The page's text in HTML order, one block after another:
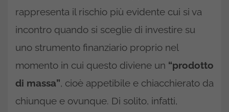
rappresenta il rischio più evidente cui si va
incontro quando si sceglie di investire su
uno strumento finanziario proprio nel
momento in cui questo diviene un “prodotto
di massa”, cioè appetibile e chiacchierato da
chiunque e ovunque. Di solito, infatti,